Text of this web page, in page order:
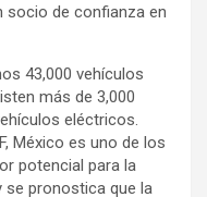
socio de confianza en
43,000 vehículos
más de 3,000
eléctricos.
México es uno de los
potencial para la
se pronostica que la